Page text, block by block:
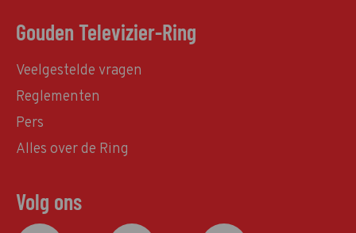
Gouden Televizier-Ring
Veelgestelde vragen
Reglementen
Pers
Alles over de Ring
Volg ons